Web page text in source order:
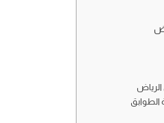
الطوابق